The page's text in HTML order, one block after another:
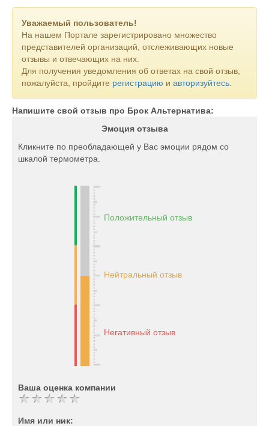
Уважаемый пользователь!
На нашем Портале зарегистрировано множество
представителей организаций, отслеживающих новые
отзывы и отвечающих на них.
Для получения уведомления об ответах на свой отзыв,
пожалуйста, пройдите регистрацию и авторизуйтесь
Напишите свой отзыв про Брок Альтернатива:
Эмоция отзыва
Кликните по преобладающей у Вас эмоции рядом со
шкалой термометра.
Положительный отзыв
Нейтральный отзыв
Негативный отзыв
Ваша оценка компании
Имя или ник: